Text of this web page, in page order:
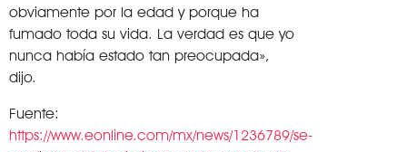
obviamente por la edad y porque ha
fumado toda su vida. La verdad es que yo
nunca había estado tan preocupada»,
dijo.
Fuente:
https://www.eonline.com/mx/news/1236789/se-